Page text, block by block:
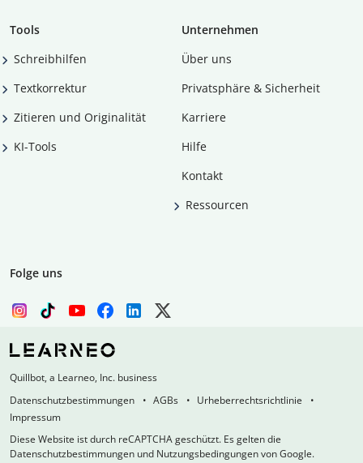
Tools
Schreibhilfen
Textkorrektur
Zitieren und Originalität
KI-Tools
Unternehmen
Über uns
Privatsphäre & Sicherheit
Karriere
Hilfe
Kontakt
Ressourcen
Folge uns
Quillbot, a Learneo, Inc. business
Datenschutzbestimmungen
AGBs
Urheberrechtsrichtlinie
Impressum
Diese Website ist durch reCAPTCHA geschützt. Es gelten die
Datenschutzbestimmungen und Nutzungsbedingungen von Google.